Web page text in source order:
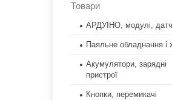
Товари
АРДУІНО, модулі,
Паяльне обладнання і
Акумулятори, зарядні
пристрої
Кнопки, перемикачі